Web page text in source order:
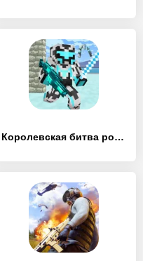
Королевская битва роботов